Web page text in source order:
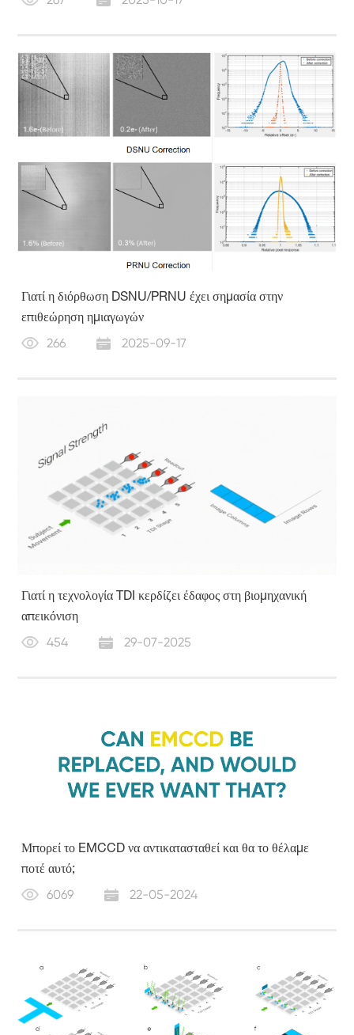
Γιατί η διόρθωση DSNU/PRNU έχει σημασία στην
επιθεώρηση ημιαγωγών
266 2025-09-17
Γιατί η τεχνολογία TDI κερδίζει έδαφος στη βιομηχανική
απεικόνιση
454 29-07-2025
Μπορεί το EMCCD να αντικατασταθεί και θα το θέλαμε
ποτέ αυτό;
6069 22-05-2024